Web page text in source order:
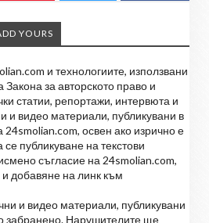
YOURS
и технологиите, използвани
Закона за авторското право и
статии, репортажи, интервюта и
и видео материали, публикувани в
24smolian.com, освен ако изрично е
публикуване на текстови
съгласие на 24smolian.com,
добавяне на линк към
и видео материали, публикувани
забранено. Нарушителите ще